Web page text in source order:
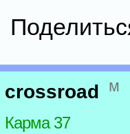
crossroad м
Карма 37